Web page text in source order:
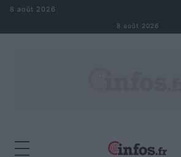
Aller au contenu
8 août 2026
8 août 2026